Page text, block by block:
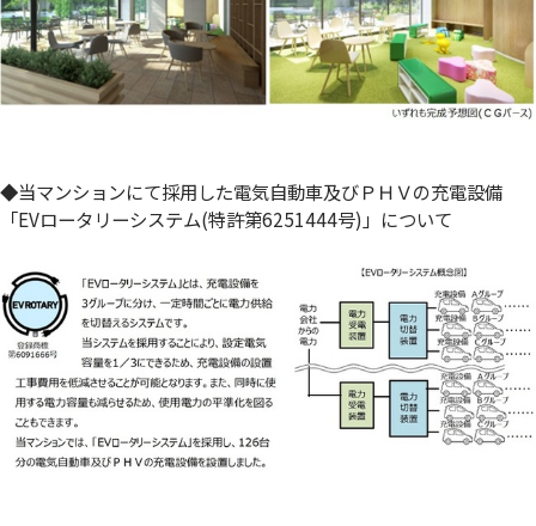
◆当マンションにて採用した電気自動車及びＰＨＶの充電設備
「EVロータリーシステム(特許第6251444号)」について